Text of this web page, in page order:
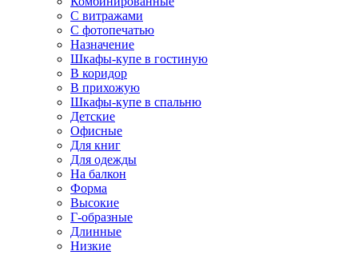
С витражами
С фотопечатью
Назначение
Шкафы-купе в гостиную
В коридор
В прихожую
Шкафы-купе в спальню
Детские
Офисные
Для книг
Для одежды
На балкон
Форма
Высокие
Г-образные
Длинные
Низкие